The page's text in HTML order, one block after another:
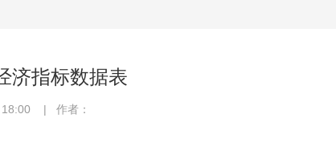
济指标数据表
18:00 | 作者：